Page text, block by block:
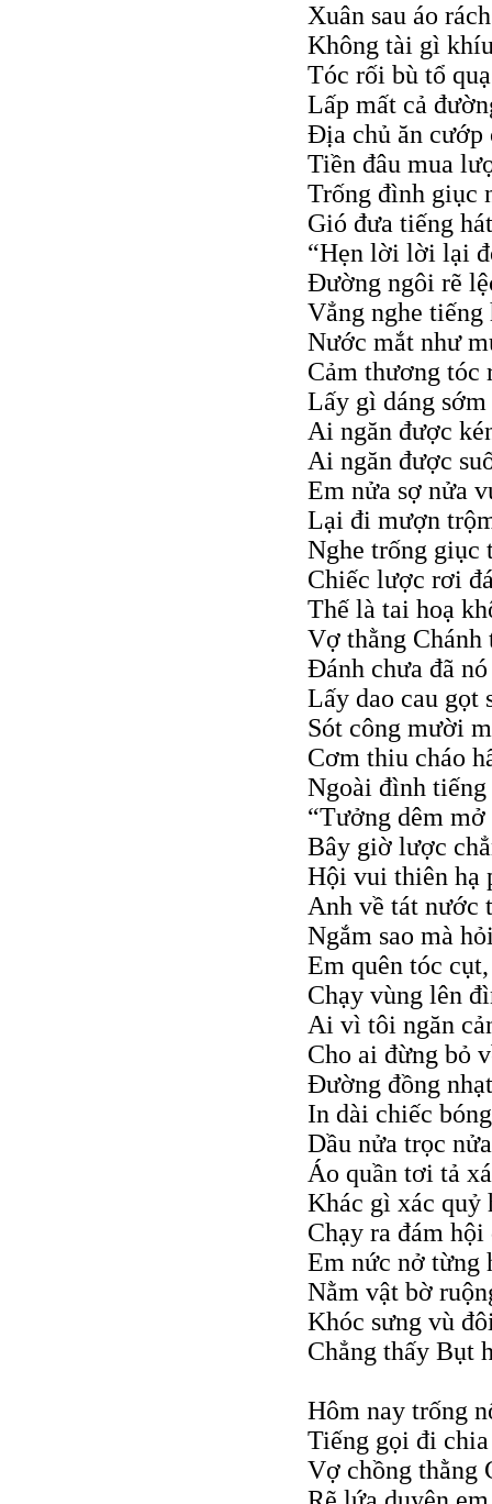
Xuân sau áo
Không tài gì
Tóc rối bù tổ quạ
Lấp mất cả
Địa chủ ăn cướp
Tiền đâu mua
Trống đình giục
Gió đưa tiếng
“Hẹn lời lời lại
Đường ngôi rẽ
Vẳng nghe tiếng
Nước mắt như
Cảm thương tóc
Lấy gì dáng
Ai ngăn được
Ai ngăn được
Em nửa sợ nửa
Lại đi mượn
Nghe trống giục
Chiếc lược rơi
Thế là tai hoạ
Vợ thằng Chánh
Đánh chưa đã
Lấy dao cau gọt
Sót công mười
Cơm thiu cháo
Ngoài đình tiếng
“Tưởng dêm
Bây giờ lược
Hội vui thiên hạ
Anh về tát nước
Ngắm sao mà
Em quên tóc
Chạy vùng lên
Ai vì tôi ngăn
Cho ai đừng bỏ
Đường đồng
In dài chiếc bóng
Dầu nửa trọc
Áo quần tơi tả
Khác gì xác quỷ
Chạy ra đám hội
Em nức nở từng
Nằm vật bờ
Khóc sưng vù
Chẳng thấy Bụt
Hôm nay trống
Tiếng gọi đi
Vợ chồng thằng